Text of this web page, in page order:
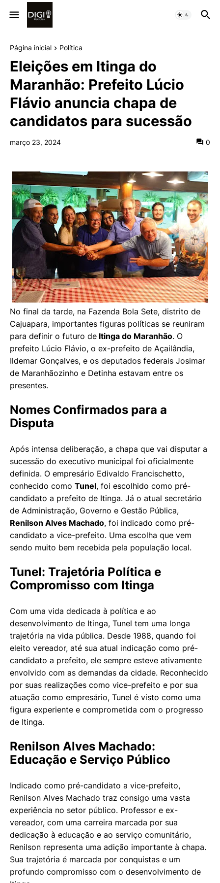
Página inicial Política
Eleições em Itinga do
Maranhão: Prefeito Lúcio
Flávio anuncia chapa de
candidatos para sucessão
março 23, 2024 0
No final da tarde, na Fazenda Bola Sete, distrito de
Cajuapara, importantes figuras políticas se reuniram
para definir o futuro de Itinga do Maranhão. O
prefeito Lúcio Flávio, o ex-prefeito de Açailândia,
Ildemar Gonçalves, e os deputados federais Josimar
de Maranhãozinho e Detinha estavam entre os
presentes.
Nomes Confirmados para a
Disputa
Após intensa deliberação, a chapa que vai disputar a
sucessão do executivo municipal foi oficialmente
definida. O empresário Edivaldo Francischetto,
conhecido como Tunel, foi escolhido como pré-
candidato a prefeito de Itinga. Já o atual secretário
de Administração, Governo e Gestão Pública,
Renilson Alves Machado, foi indicado como pré-
candidato a vice-prefeito. Uma escolha que vem
sendo muito bem recebida pela população local.
Tunel: Trajetória Política e
Compromisso com Itinga
Com uma vida dedicada à política e ao
desenvolvimento de Itinga, Tunel tem uma longa
trajetória na vida pública. Desde 1988, quando foi
eleito vereador, até sua atual indicação como pré-
candidato a prefeito, ele sempre esteve ativamente
envolvido com as demandas da cidade. Reconhecido
por suas realizações como vice-prefeito e por sua
atuação como empresário, Tunel é visto como uma
figura experiente e comprometida com o progresso
de Itinga.
Renilson Alves Machado:
Educação e Serviço Público
Indicado como pré-candidato a vice-prefeito,
Renilson Alves Machado traz consigo uma vasta
experiência no setor público. Professor e ex-
vereador, com uma carreira marcada por sua
dedicação à educação e ao serviço comunitário,
Renilson representa uma adição importante à chapa.
Sua trajetória é marcada por conquistas e um
profundo compromisso com o desenvolvimento de